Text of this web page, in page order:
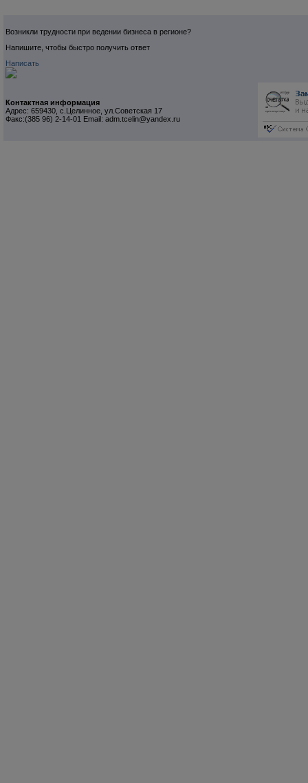
Возникли трудности при ведении бизнеса в регионе?
Напишите, чтобы быстро получить ответ
Написать
Контактная информация
Адрес: 659430, с.Целинное, ул.Советская 17
Факс:(385 96) 2-14-01 Email: adm.tcelin@yandex.ru